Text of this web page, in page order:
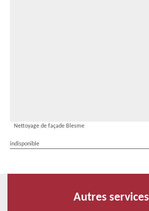
Nettoyage de façade Blesme
indisponible
Autres services